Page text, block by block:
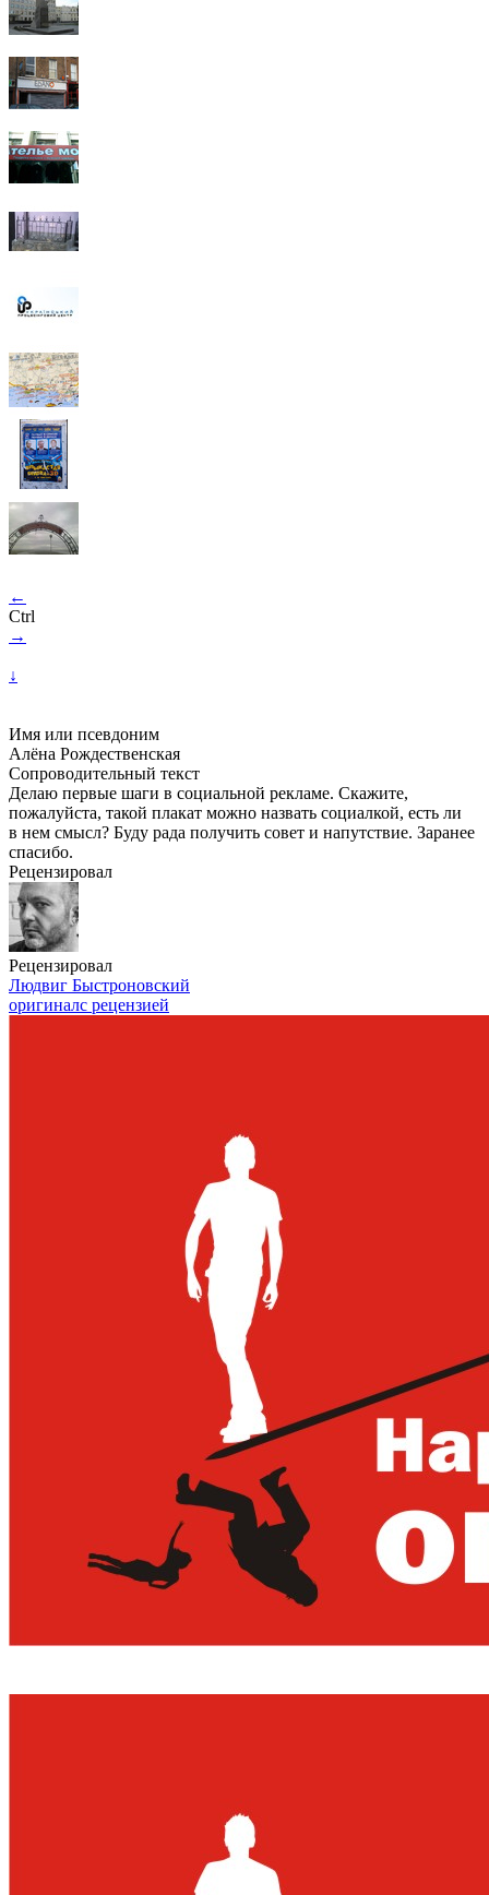
←
Ctrl
→
↓
Имя или псевдоним
Алёна Рождественская
Сопроводительный текст
Делаю первые шаги в социальной рекламе. Скажите,
пожалуйста, такой плакат можно назвать социалкой, есть ли
в нем смысл? Буду рада получить совет и напутствие. Заранее
спасибо.
Рецензировал
Рецензировал
Людвиг Быстроновский
оригиналс рецензией